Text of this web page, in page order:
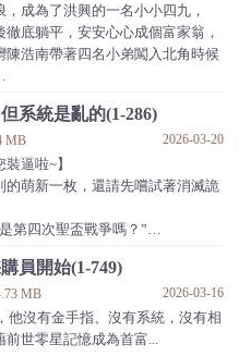
獲得攝影理論知識+2】
獲得黃三石拿手菜式+2】
，有人靠背景，有人靠鈔能力。
仙美貌，這個導演無敵了》，
我無敵了》。
成為了洪興的一名小小四九，
底躺平，安安心心成個富家翁，
陳浩南帶著四名小弟闖入北角時候
物身上的出現的光團，
各樣的東西——技能、屬性點、武
風神腿
影
授
洞察力
級耐力
白刃格鬥技
系統是亂的(1-286)
MB 2026-03-20
逼啦~】
萌新一枚，還請先嚐試著消滅詭
四次聖盃戰爭嗎？”
陪你裝逼啦~】
明自己，那就努力鎮壓為禍一
給你找妖王，九尾妖狐行不
員開始(1-749)
MB 2026-03-16
他沒有金手指、沒有系統，沒有相
前世零星記憶成為首富...